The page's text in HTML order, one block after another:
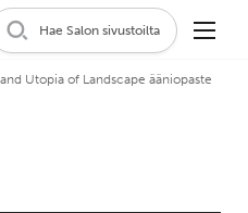
Hae Salon sivustoilta
Utopia of Landscape ääniopaste